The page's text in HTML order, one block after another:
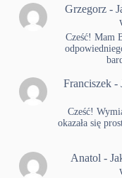
Grzegorz-
Cześć! Mam
Franciszek-
Cześć!
okazała się
Anatol -